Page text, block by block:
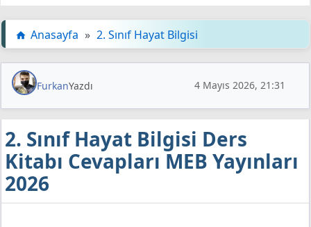
Anasayfa » 2. Sınıf Hayat Bilgisi
FurkanYazdı 4 Mayıs 2026, 21:31
2. Sınıf Hayat Bilgisi Ders
Kitabı Cevapları MEB Yayınları
2026